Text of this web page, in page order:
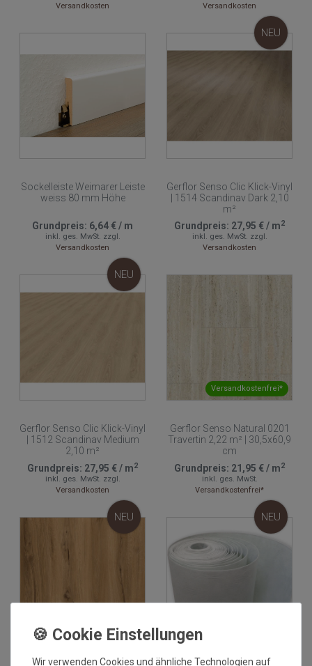
Versandkosten
Versandkosten
Sockelleiste Weimarer Leiste
weiss 80 mm Höhe
Grundpreis: 6,64 €/ m
inkl. ges. MwSt. zzgl.
Versandkosten
NEU
Gerflor Senso Clic Klick-Vinyl
| 1514 Scandinav Dark 2,10
m²
Grundpreis: 27,95 €/ m2
inkl. ges. MwSt. zzgl.
Versandkosten
NEU
Gerflor Senso Clic Klick-Vinyl
| 1512 Scandinav Medium
2,10 m²
Grundpreis: 27,95 €/ m2
inkl. ges. MwSt. zzgl.
Versandkosten
Versandkostenfrei*
Gerflor Senso Natural 0201
Travertin 2,22 m² | 30,5x60,9
cm
Grundpreis: 21,95 €/ m2
inkl. ges. MwSt.
Versandkostenfrei*
NEU NEU
Wir verwenden Cookies und ähnliche Technologien auf